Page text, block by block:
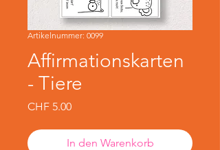
Artikelnummer: 0099
Affirmationskarten
- Tiere
CHF 5.00Preis
In den Warenkorb